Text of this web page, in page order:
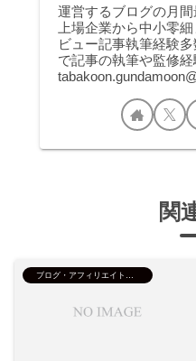
運営するブログの月
上場企業から中小零
ビュー記事執筆経験
で記事の執筆や監修経
関